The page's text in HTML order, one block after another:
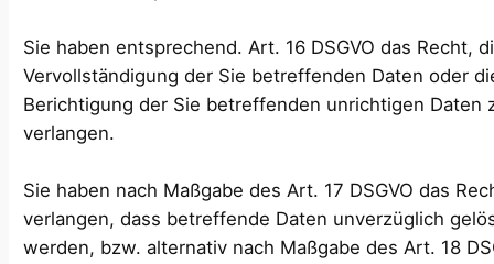
Sie haben entsprechend. Art. 16 DSGVO das Recht,
Vervollständigung der Sie betreffenden Daten oder
Berichtigung der Sie betreffenden unrichtigen Daten
verlangen.
Sie haben nach Maßgabe des Art. 17 DSGVO das
verlangen, dass betreffende Daten unverzüglich
werden, bzw. alternativ nach Maßgabe des Art. 18